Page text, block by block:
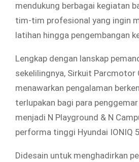
mendukung berbagai kegiatan
tim-tim profesional yang ingin
latihan hingga pengembangan
Lengkap dengan lanskap
sekelilingnya, Sirkuit Parcmotor
menawarkan pengalaman
terlupakan bagi para
menjadi N Playground & N
performa tinggi Hyundai IONIQ
Didesain untuk menghadirkan